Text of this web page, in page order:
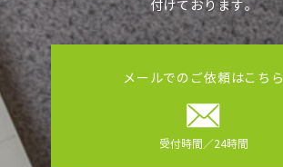
付けております。
メールでのご依頼はこちら
受付時間／24時間